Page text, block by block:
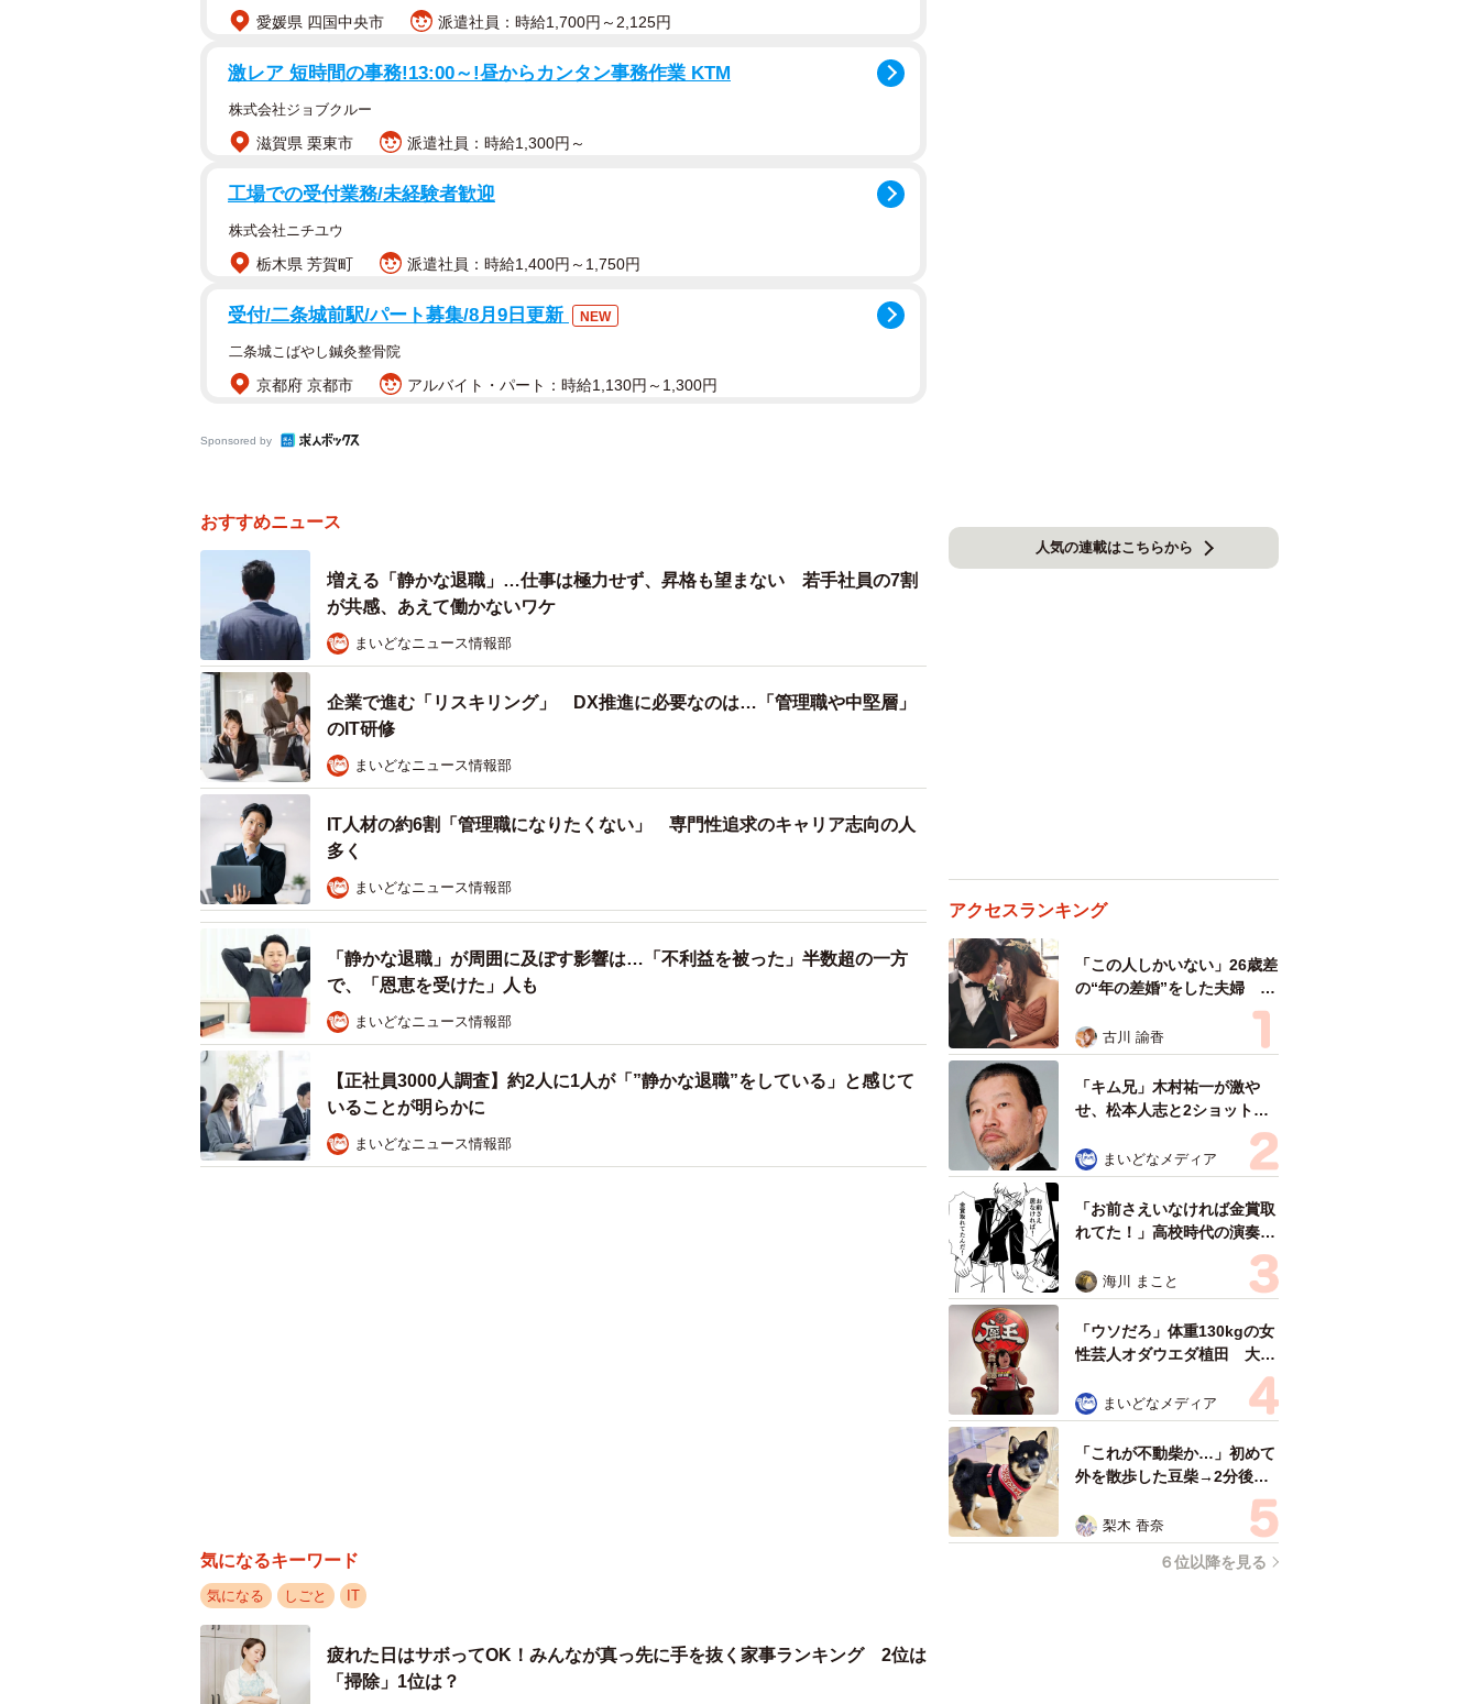
愛媛県 四国中央市 派遣社員：時給1,700円～2,125円
激レア 短時間の事務!13:00～!昼からカンタン事務作業 KTM
株式会社ジョブクルー
滋賀県 栗東市 派遣社員：時給1,300円～
工場での受付業務/未経験者歓迎
株式会社ニチユウ
栃木県 芳賀町 派遣社員：時給1,400円～1,750円
受付/二条城前駅/パート募集/8月9日更新 NEW
二条城こばやし鍼灸整骨院
京都府 京都市 アルバイト・パート：時給1,130円～1,300円
Sponsored by
おすすめニュース
増える「静かな退職」…仕事は極力せず、昇格も望まない 若手社員の7割
が共感、あえて働かないワケ
まいどなニュース情報部
企業で進む「リスキリング」 DX推進に必要なのは…「管理職や中堅層」
のIT研修
まいどなニュース情報部
IT人材の約6割「管理職になりたくない」 専門性追求のキャリア志向の人
多く
まいどなニュース情報部
「静かな退職」が周囲に及ぼす影響は…「不利益を被った」半数超の一方
で、「恩恵を受けた」人も
まいどなニュース情報部
【正社員3000人調査】約2人に1人が「”静かな退職”をしている」と感じて
いることが明らかに
まいどなニュース情報部
気になるキーワード
気になる しごと IT
疲れた日はサボってOK！みんなが真っ先に手を抜く家事ランキング 2位は
「掃除」1位は？
人気の連載はこちらから
アクセスランキング
「この人しかいない」26歳差
の“年の差婚”をした夫婦 出
会いは？反対する声はなかっ
た？ 今の思いを聞いた
古川 諭香
「キム兄」木村祐一が激や
せ、松本人志と2ショット
「一瞬、分からなかったわ」
「テキヤの兄さん」
まいどなメディア
「お前さえいなければ金賞取
れてた！」高校時代の演奏会
がトラウマ……責められた学
生は楽器修理職人に 10年後
再会した因縁の相手から思わ
ぬ申し出【漫画】
海川 まこと
「ウソだろ」体重130kgの女
性芸人オダウエダ植田 大学
で」 まいどなメディア
「これが不動柴か…」初めて
外を散歩した豆柴→2分後、
足元でうるうる 「かわいす
ぎる」「ぬいぐるみみたい」
梨木 香奈
６位以降を見る